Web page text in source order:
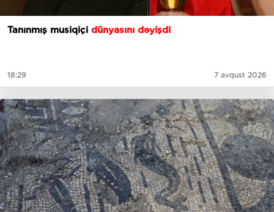
Tanınmış musiqiçi dünyasını dəyişdi
18:29 7 avqust 2026